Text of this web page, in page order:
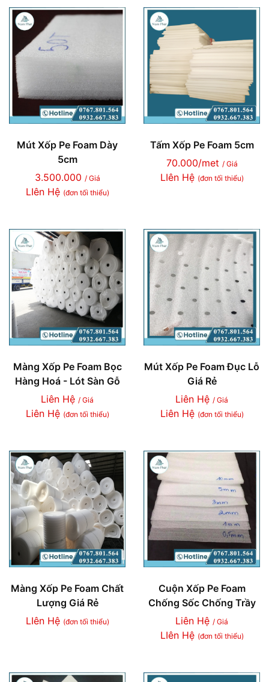
Mút Xốp Pe Foam Dày
5cm
3.500.000 / Giá
LIên Hệ (đơn tối thiểu)
Tấm Xốp Pe Foam 5cm
70.000/met / Giá
LIên Hệ (đơn tối thiểu)
Màng Xốp Pe Foam Bọc
Hàng Hoá - Lót Sàn Gỗ
Liên Hệ / Giá
Liên Hệ (đơn tối thiểu)
Mút Xốp Pe Foam Đục Lỗ
Giá Rẻ
Liên Hệ / Giá
Liên Hệ (đơn tối thiểu)
Màng Xốp Pe Foam Chất
Lượng Giá Rẻ
LIên Hệ (đơn tối thiểu)
Cuộn Xốp Pe Foam
Chống Sốc Chống Trầy
Liên Hệ / Giá
LIên Hệ (đơn tối thiểu)